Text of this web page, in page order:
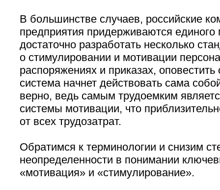
В большинстве случаев, российские
предприятия придерживаются единого
достаточно разработать несколько
о стимулировании и мотивации
распоряжениях и приказах, оповестить
система начнет действовать сама
верно, ведь самым трудоемким
системы мотивации, что
от всех трудозатрат.
Обратимся к терминологии и снизим
неопределенности в понимании
«мотивация» и «стимулирование».